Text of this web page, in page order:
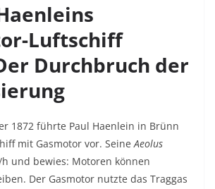
Luftschiff
Durchbruch der
1872 führte Paul Haenlein in Brünn
mit Gasmotor vor. SeineAeolus
und bewies: Motoren können
Der Gasmotor nutzte das Traggas